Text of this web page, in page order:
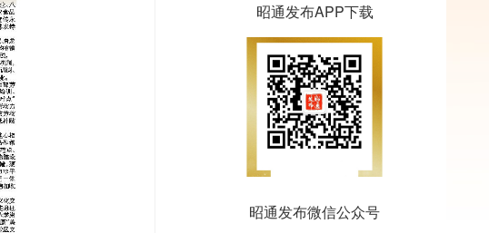
昭通发布APP下载
昭通发布微信公众号